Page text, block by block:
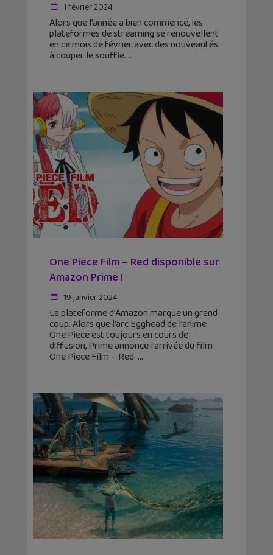
1 février 2024
Alors que l’année a bien commencé, les
plateformes de streaming se renouvellent
en ce mois de février avec des nouveautés
à couper le souffle.
One Piece Film – Red disponible sur
Amazon Prime !
19 janvier 2024
La plateforme d’Amazon marque un grand
coup. Alors que l’arc Egghead de l’anime
One Piece est toujours en cours de
diffusion, Prime annonce l’arrivée du film
One Piece Film – Red.